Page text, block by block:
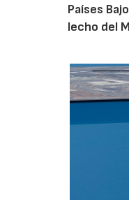
Países
lecho del